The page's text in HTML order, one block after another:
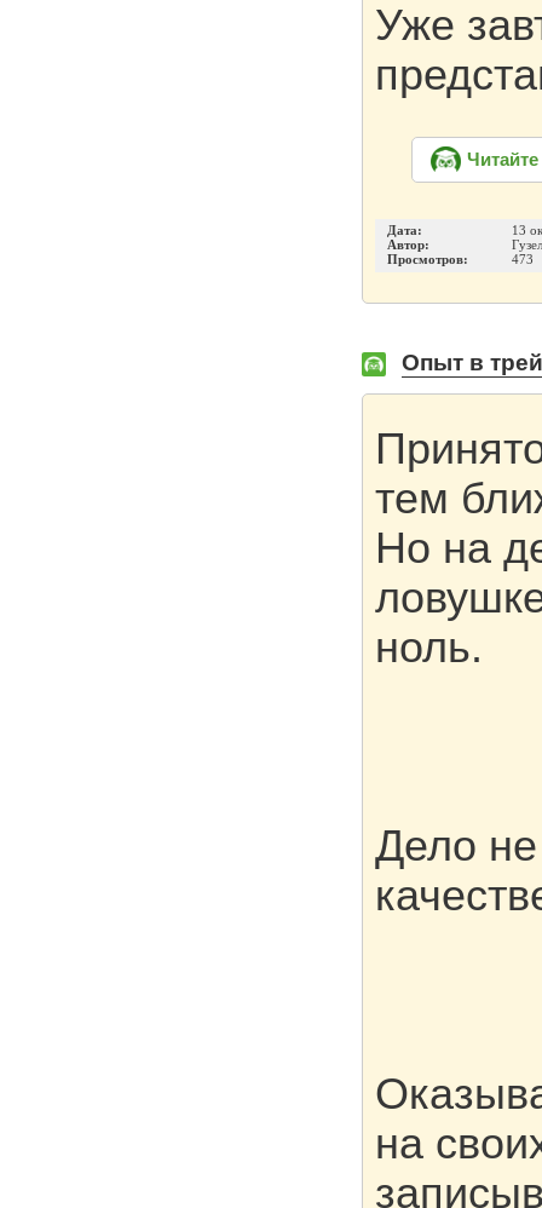
Уже
Дата:
13
Автор:
Просмотров:
473
Опыт в
тем
Но на
ноль.
Дело не
на